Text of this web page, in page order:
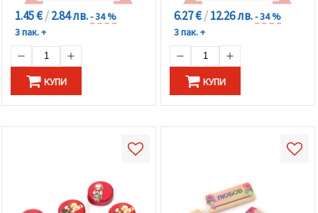
1.45 €/2.84 лв.- 34 %
3 пак. +
КУПИ
6.27 €/12.26 лв.- 34 %
3 пак. +
КУПИ